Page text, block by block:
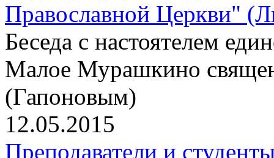
Православной Церкви"
Беседа с настоятелем
Малое Мурашкино
(Гапоновым)
12.05.2015
Преподаватели и